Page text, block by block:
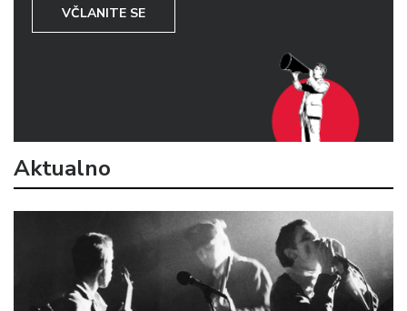
VČLANITE SE
Aktualno